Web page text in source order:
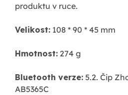
produktu v ruce.
Velikost: 108 * 90 * 45 mm
Hmotnost: 274 g
Bluetooth verze: 5.2. Čip
AB5365C